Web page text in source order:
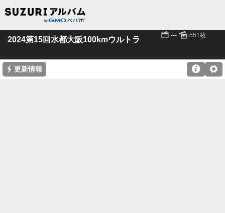
2024第15回水都大阪100kmウルトラ 📅 --- 🌄 551枚
⚡ 更新情報 ⚙
